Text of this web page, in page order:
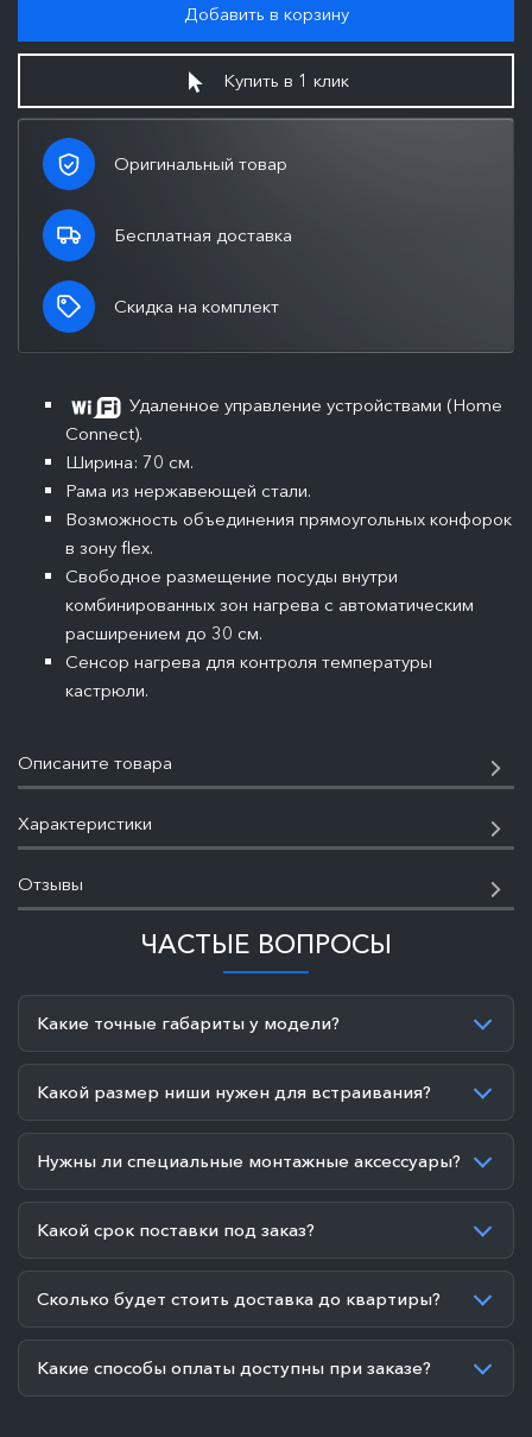
Добавить в корзину
Купить в 1 клик
Оригинальный товар
Бесплатная доставка
Скидка на комплект
Удаленное управление устройствами (Home
Connect).
Ширина: 70 см.
Рама из нержавеющей стали.
Возможность объединения прямоугольных конфорок
в зону flex.
Свободное размещение посуды внутри
комбинированных зон нагрева с автоматическим
расширением до 30 см.
Сенсор нагрева для контроля температуры
кастрюли.
Описаните товара
Характеристики
Отзывы
ЧАСТЫЕ ВОПРОСЫ
Какие точные габариты у модели?
Какой размер ниши нужен для встраивания?
Нужны ли специальные монтажные аксессуары?
Какой срок поставки под заказ?
Сколько будет стоить доставка до квартиры?
Какие способы оплаты доступны при заказе?